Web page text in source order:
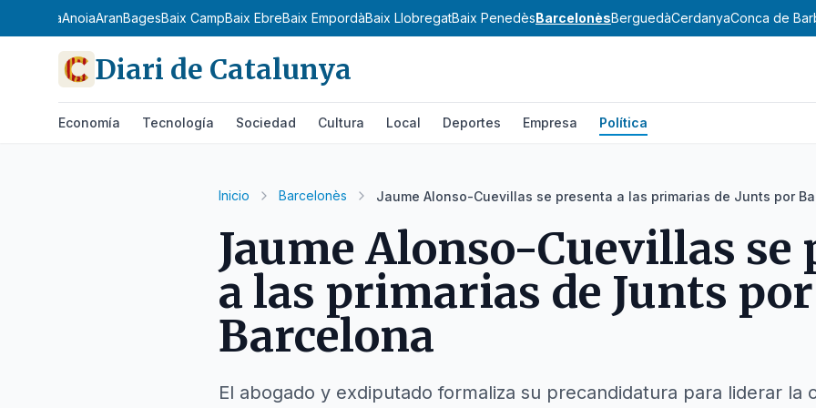
AnoiaAranBagesBaix CampBaix EbreBaix EmpordàBaix LlobregatBaix PenedèsBarcelonèsBerguedàCerdanyaConca de
Diari de Catalunya
Economía Tecnología Sociedad Cultura Local Deportes Empresa Política
Inicio Barcelonès Jaume Alonso-Cuevillas se presenta a las primarias de Junts por
Jaume Alonso-Cuevillas se
a las primarias de Junts por
Barcelona
El abogado y exdiputado formaliza su precandidatura para liderar la